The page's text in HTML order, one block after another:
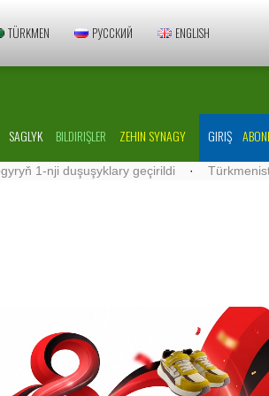
TÜRKMEN РУССКИЙ ENGLISH
SAGLYK BILDIRIŞLER ZEHIN SYNAGY GIRIŞ
geçirildi ·